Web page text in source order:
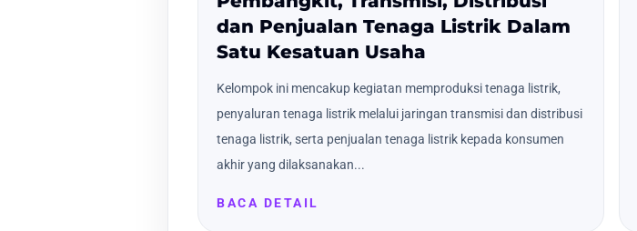
dan Penjualan Tenaga Listrik Dalam
Satu Kesatuan Usaha
Kelompok ini mencakup kegiatan memproduksi tenaga listrik,
penyaluran tenaga listrik melalui jaringan transmisi dan distribusi
tenaga listrik, serta penjualan tenaga listrik kepada konsumen
akhir yang dilaksanakan...
BACA DETAIL